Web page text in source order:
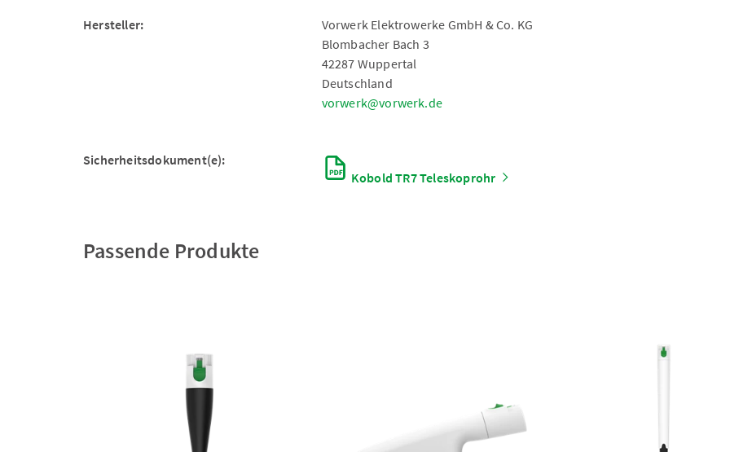
Hersteller:
Vorwerk Elektrowerke GmbH & Co. KG
Blombacher Bach 3
42287 Wuppertal
Deutschland
vorwerk@vorwerk.de
Sicherheitsdokument(e):
Kobold TR7 Teleskoprohr
Passende Produkte